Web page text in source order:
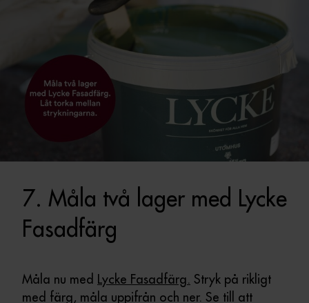
7. Måla två lager med Lycke
Fasadfärg
Måla nu med Lycke Fasadfärg. Stryk på rikligt
med färg, måla uppifrån och ner. Se till att